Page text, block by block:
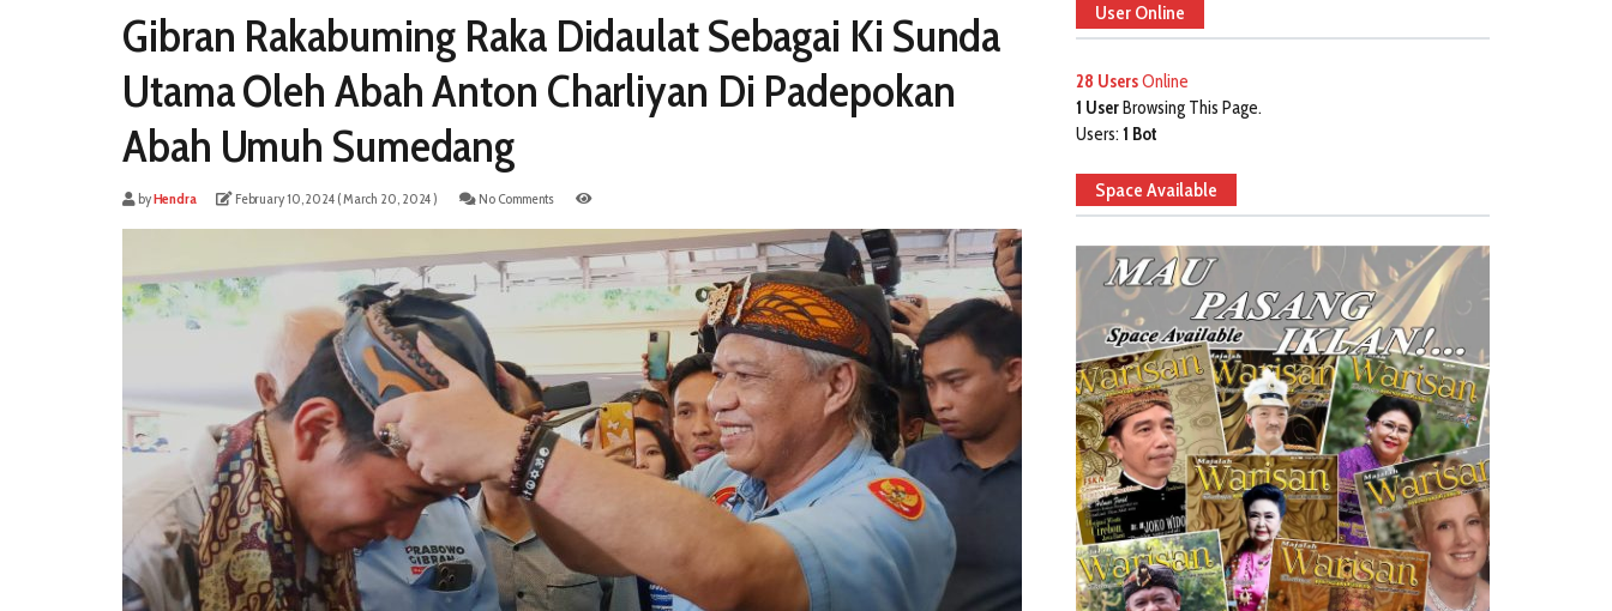
Gibran Rakabuming Raka Didaulat Sebagai Ki Sunda
Utama Oleh Abah Anton Charliyan Di Padepokan
Abah Umuh Sumedang
byHendra February 10, 2024 ( March 20, 2024 ) No Comments
User Online
28 UsersOnline
1 UserBrowsing This Page.
Users: 1 Bot
Space Available